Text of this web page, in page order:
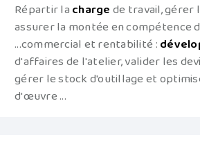
Répartir lachargede travail, gérer
assurer la montée en compétence
...commercial et rentabilité :
d'affaires de l'atelier, valider les
gérer le stock d'outillage et
d'œuvre ...